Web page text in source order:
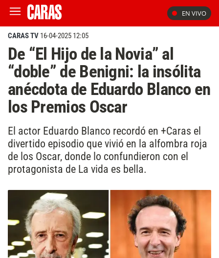
EN VIVO
CARAS TV 16-04-2025 12:05
De “El Hijo de la Novia” al
“doble” de Benigni: la insólita
anécdota de Eduardo Blanco en
los Premios Oscar
El actor Eduardo Blanco recordó en +Caras el
divertido episodio que vivió en la alfombra roja
de los Oscar, donde lo confundieron con el
protagonista de La vida es bella.